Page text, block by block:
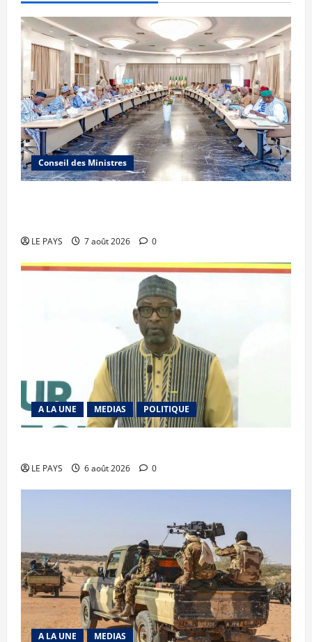
Conseil des Ministres
LE PAYS 7 août 2026 0
A LA UNE MEDIAS POLITIQUE
LE PAYS 6 août 2026 0
A LA UNE MEDIAS